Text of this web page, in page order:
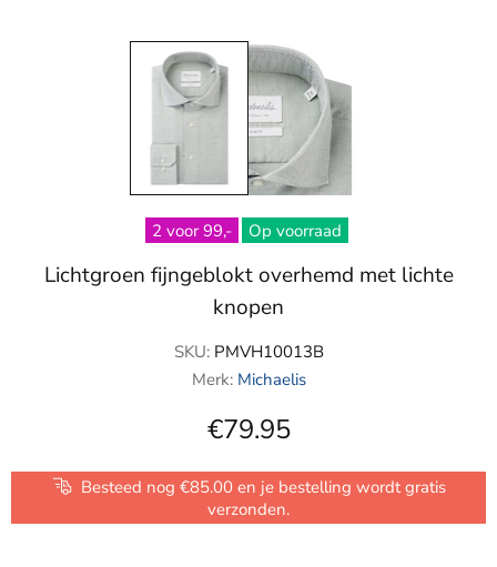
2 voor 99,- Op voorraad
Lichtgroen fijngeblokt overhemd met lichte
knopen
SKU: PMVH10013B
Merk: Michaelis
€79.95
Besteed nog €85.00 en je bestelling wordt gratis
verzonden.